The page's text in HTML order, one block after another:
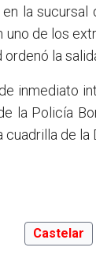
la
de los
la
inmediato
la Policía
de
Castelar